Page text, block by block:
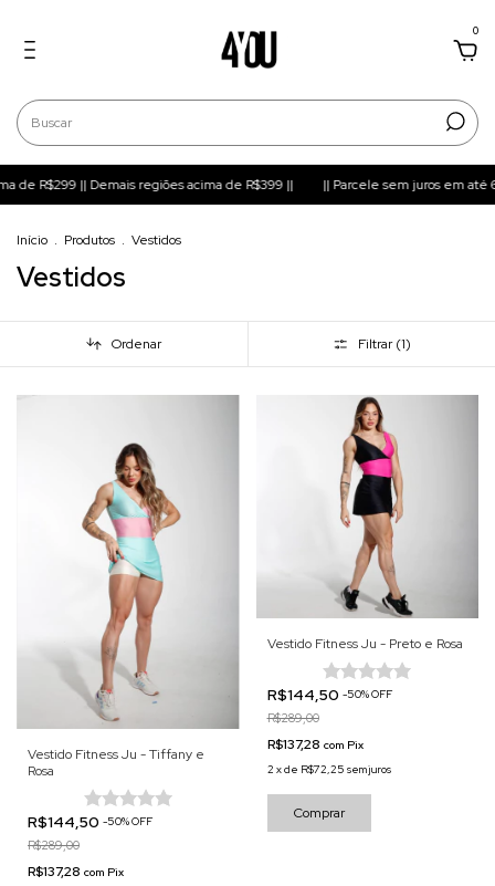
0
de R$299 || Demais regiões acima de R$399 || || Parcele sem juros em até
Início . Produtos . Vestidos
Vestidos
Ordenar Filtrar (1)
Vestido Fitness Ju - Tiffany e
Rosa
R$144,50 -50%OFF
R$289,00
R$137,28 com Pix
Vestido Fitness Ju - Preto e Rosa
R$144,50 -50%OFF
R$289,00
R$137,28 com Pix
2 xde R$72,25 sem juros
Comprar